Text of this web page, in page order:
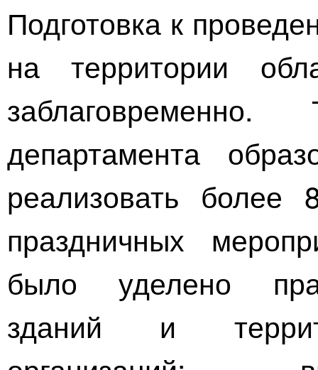
Подготовка к
на территории
департамента
реализовать более
праздничных
было уделено
зданий и